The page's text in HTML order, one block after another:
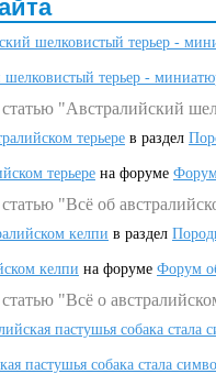
шелковистый терьер -
терьер -
"Австралийский
терьере в раздел
терьере на форуме
"Всё об
келпи в раздел
келпи на форуме Форум
"Всё о
пастушья собака
пастушья собака стала